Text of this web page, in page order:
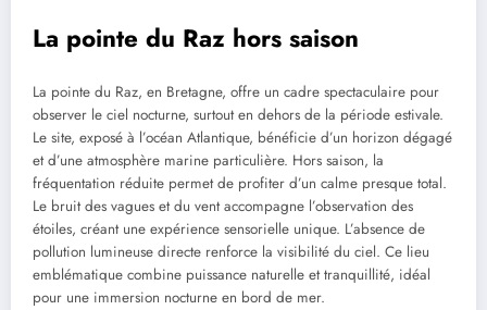
La pointe du Raz hors saison
La pointe du Raz, en Bretagne, offre un cadre spectaculaire pour
observer le ciel nocturne, surtout en dehors de la période estivale.
Le site, exposé à l’océan Atlantique, bénéficie d’un horizon dégagé
et d’une atmosphère marine particulière. Hors saison, la
fréquentation réduite permet de profiter d’un calme presque total.
Le bruit des vagues et du vent accompagne l’observation des
étoiles, créant une expérience sensorielle unique. L’absence de
pollution lumineuse directe renforce la visibilité du ciel. Ce lieu
emblématique combine puissance naturelle et tranquillité, idéal
pour une immersion nocturne en bord de mer.